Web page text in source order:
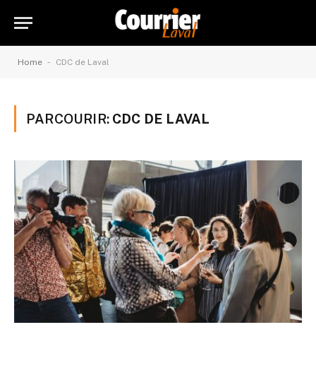
Home - CDC de Laval
PARCOURIR: CDC DE LAVAL